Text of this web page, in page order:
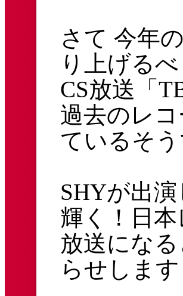
さて 今年
り上げるべ
CS放送「
過去のレ
ているそ
SHYが出
輝く！日
放送にな
らせします